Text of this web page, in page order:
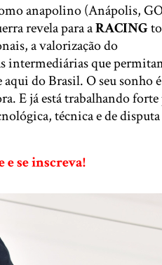
anapolino (Anápolis,
revela para aRACING
a valorização do
intermediárias que
do Brasil. O seu sonho
E já está trabalhando forte
técnica e de
e se inscreva!